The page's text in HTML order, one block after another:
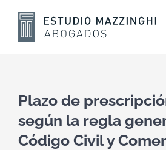
content
Plazo de
según la regla
Código Civil y